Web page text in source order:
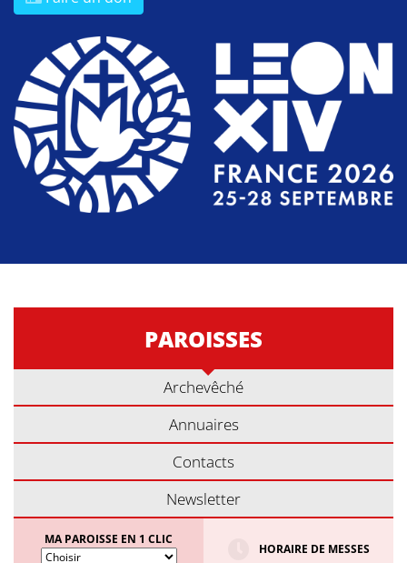
PAROISSES
Archevêché
Annuaires
Contacts
Newsletter
MA PAROISSE EN 1 CLIC
HORAIRE DE MESSES